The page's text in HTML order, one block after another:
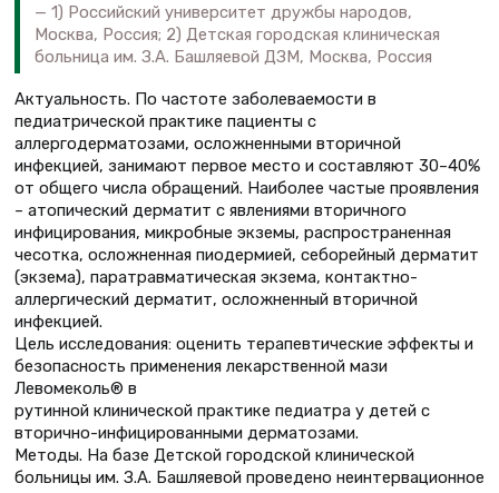
1) Российский университет дружбы народов,
Москва, Россия; 2) Детская городская клиническая
больница им. З.А. Башляевой ДЗМ, Москва, Россия
Актуальность. По частоте заболеваемости в
педиатрической практике пациенты с
аллергодерматозами, осложненными вторичной
инфекцией, занимают первое место и составляют 30–40%
от общего числа обращений. Наиболее частые проявления
– атопический дерматит с явлениями вторичного
инфицирования, микробные экземы, распространенная
чесотка, осложненная пиодермией, себорейный дерматит
(экзема), паратравматическая экзема, контактно-
аллергический дерматит, осложненный вторичной
инфекцией.
Цель исследования: оценить терапевтические эффекты и
безопасность применения лекарственной мази
Левомеколь® в
рутинной клинической практике педиатра у детей с
вторично-инфицированными дерматозами.
Методы. На базе Детской городской клинической
больницы им. З.А. Башляевой проведено неинтервационное